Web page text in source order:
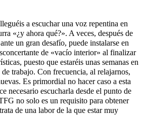
a escuchar una voz repentina en
«¿y ahora qué?». A veces, después de
un gran desafío, puede instalarse en
de «vacío interior» al finalizar
puesto que estaréis unas semanas en
trabajo. Con frecuencia, al relajarnos,
Es primordial no hacer caso a esta
necesario escucharla desde el punto de
no solo es un requisito para obtener
de una labor de la que estar muy